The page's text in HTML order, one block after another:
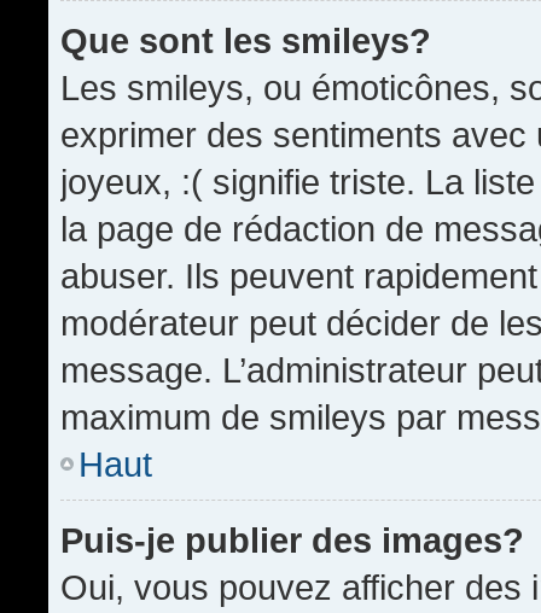
Que sont les smileys?
Les smileys, ou émoticônes,
exprimer des sentiments
joyeux, :( signifie triste. La
la page de rédaction de
abuser. Ils peuvent
modérateur peut décider de
message. L’administrateur
maximum de smileys par
Haut
Puis-je publier des images?
Oui, vous pouvez afficher